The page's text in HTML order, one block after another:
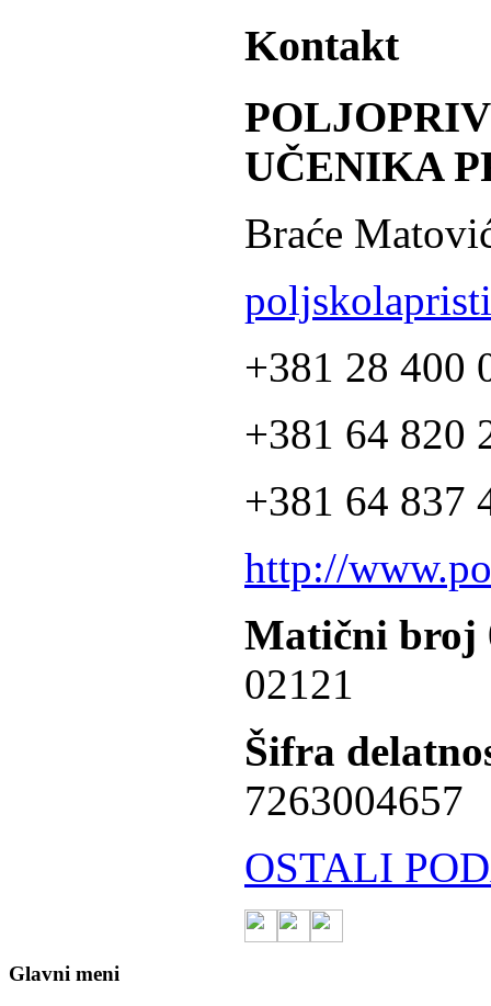
Kontakt
UČENIKA
Braće
+381 28 400
+381 64 820
+381 64 837
http://
Matični broj
02121
Šifra
7263004657
OSTALI
Glavni meni